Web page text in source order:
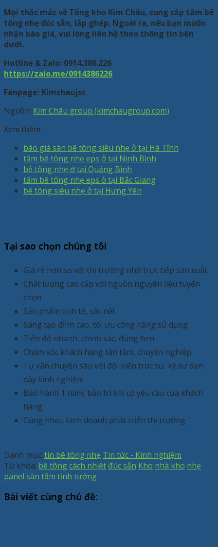
Mọi thắc mắc về Tổng kho Kim Châu, cung cấp tấm bê
tông nhẹ đúc sẵn, lắp ghép. Ngoài ra, nếu bạn muốn
nhận báo giá, vui lòng liên hệ theo thông tin bên
dưới.
Hotline & Zalo: 0914.386.226
https://zalo.me/0914386226
Fanpage: Kimchaujsc
Nguồn: Kim Châu group (kimchaugroup.com)
Xem thêm:
báo giá sàn bê tông siêu nhẹ ở tại Hà Tĩnh
tấm bê tông nhẹ eps ở tại Ninh Bình
bê tông nhẹ ở tại Quảng Bình
tấm bê tông nhẹ eps ở tại Bắc Giang
bê tông siêu nhẹ ở tại Hưng Yên
Tại sao chọn chúng tôi
Giá rẻ hơn so với thị trường nhờ trực tiếp sản xuất
Chất lượng cao cấp với nguồn nguyên liệu tuyển
chọn
Sản phẩm tinh tế, sắc nét
Sáng tạo đỉnh cao, tối ưu công năng sử dụng
Tiến độ nhanh, chính xác, đúng hẹn
Chăm sóc khách hàng tận tâm, chuyên nghiệp
Tư vấn chuyên sâu với đội kiến trúc sư, kỹ sư dạn
dày kinh nghiệm
Bảo hành 1 năm, bảo trì khi có yêu cầu của khách
hàng
Cùng nhau kinh doanh phát triển thị trường
Danh mục: tin bê tông nhẹ Tin tức - Kinh nghiệm
Từ khóa: bê tông cách nhiệt đúc sẵn Kho nhà kho nhẹ
panel sàn tấm tỉnh tường
Bài viết cùng chủ đề: